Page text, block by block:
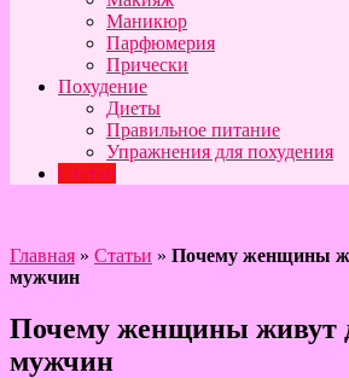
Маникюр
Парфюмерия
Прически
Похудение
Диеты
Правильное питание
Упражнения для похудения
Статьи
Главная » Статьи » Почему женщины
мужчин
Почему женщины живут
мужчин